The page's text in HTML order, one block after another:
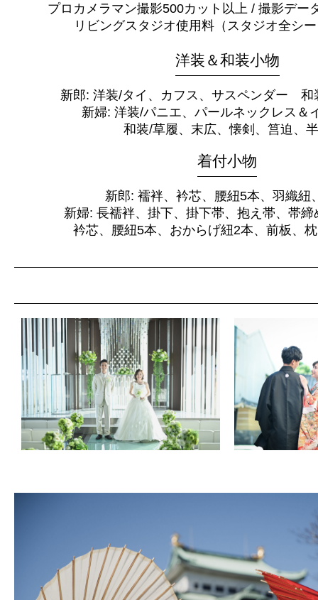
プロカメラマン撮影500カット以上 / 撮影デー
リビングスタジオ使用料（スタジオ全シ
洋装＆和装小物
新郎: 洋装/タイ、カフス、サスペンダー 和
新婦: 洋装/パニエ、パールネックレス＆
和装/草履、末広、懐剣、筥迫、
着付小物
新郎: 襦袢、衿芯、腰紐5本、羽織紐
新婦: 長襦袢、掛下、掛下帯、抱え帯、帯締
衿芯、腰紐5本、おからげ紐2本、前板、